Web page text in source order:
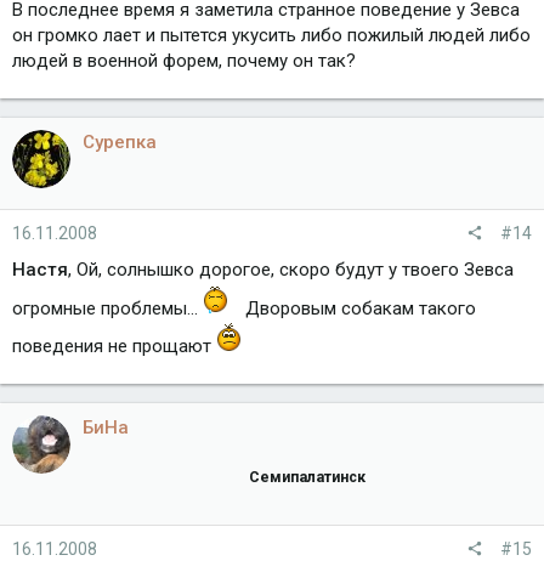
В последнее время я заметила странное поведение у Зевса
он громко лает и пытется укусить либо пожилый людей либо
людей в военной форем, почему он так?
Сурепка
16.11.2008 #14
Настя, Ой, солнышко дорогое, скоро будут у твоего Зевса
огромные проблемы...
Дворовым собакам такого
поведения не прощают
БиНа
Семипалатинск
16.11.2008 #15